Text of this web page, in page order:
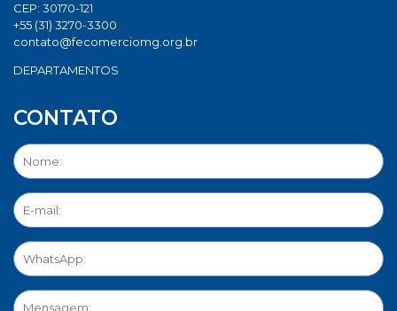
CEP: 30170-121
+55 (31) 3270-3300
contato@fecomerciomg.org.br
DEPARTAMENTOS
CONTATO